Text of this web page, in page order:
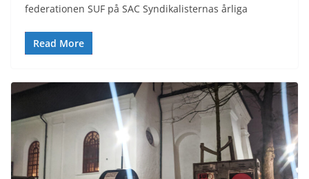
federationen SUF på SAC Syndikalisternas årliga
Read More